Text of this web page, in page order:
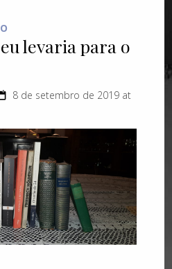
levaria para o
8 de setembro de 2019 at